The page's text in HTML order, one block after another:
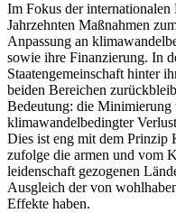
Im Fokus der
Jahrzehnten Maß­nahmen
Anpassung an
sowie ihre Finanzierung. In
Staatengemeinschaft hinter
beiden Berei­chen
Bedeutung: die
klimawandelbedingter
Dies ist eng mit dem Prinzip
zufolge die armen und vom
leidenschaft gezo­genen
Ausgleich der von
Effekte haben.